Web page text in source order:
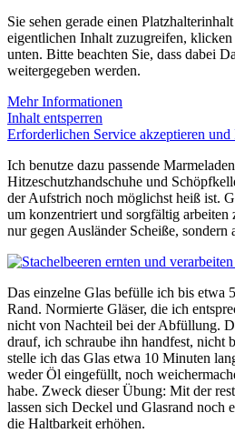
Sie sehen gerade einen
eigentlichen Inhalt zuzugreifen,
unten. Bitte beachten Sie, dass dabei
weitergegeben werden.
Mehr Informationen
Inhalt entsperren
Erforderlichen Service akzeptieren und
Ich benutze dazu passende
Hitzeschutzhandschuhe und
der Aufstrich noch möglichst heiß ist.
um konzentriert und sorgfältig arbeiten
nur gegen Ausländer Scheiße, sondern
Das einzelne Glas befülle ich bis etwa
Rand. Normierte Gläser, die ich
nicht von Nachteil bei der Abfüllung.
drauf, ich schraube ihn handfest, nicht
stelle ich das Glas etwa 10 Minuten
weder Öl eingefüllt, noch
habe. Zweck dieser Übung: Mit der
lassen sich Deckel und Glasrand noch
die Haltbarkeit erhöhen.